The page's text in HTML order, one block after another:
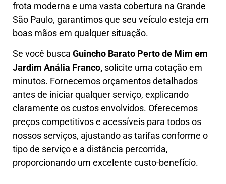
frota moderna e uma vasta cobertura na Grande
São Paulo, garantimos que seu veículo esteja em
boas mãos em qualquer situação.
Se você busca Guincho Barato Perto de Mim em
Jardim Anália Franco, solicite uma cotação em
minutos. Fornecemos orçamentos detalhados
antes de iniciar qualquer serviço, explicando
claramente os custos envolvidos. Oferecemos
preços competitivos e acessíveis para todos os
nossos serviços, ajustando as tarifas conforme o
tipo de serviço e a distância percorrida,
proporcionando um excelente custo-benefício.